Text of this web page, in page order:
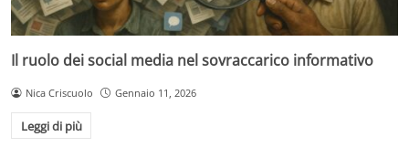
Il ruolo dei social media nel sovraccarico informativo
Nica Criscuolo Gennaio 11, 2026
Leggi di più